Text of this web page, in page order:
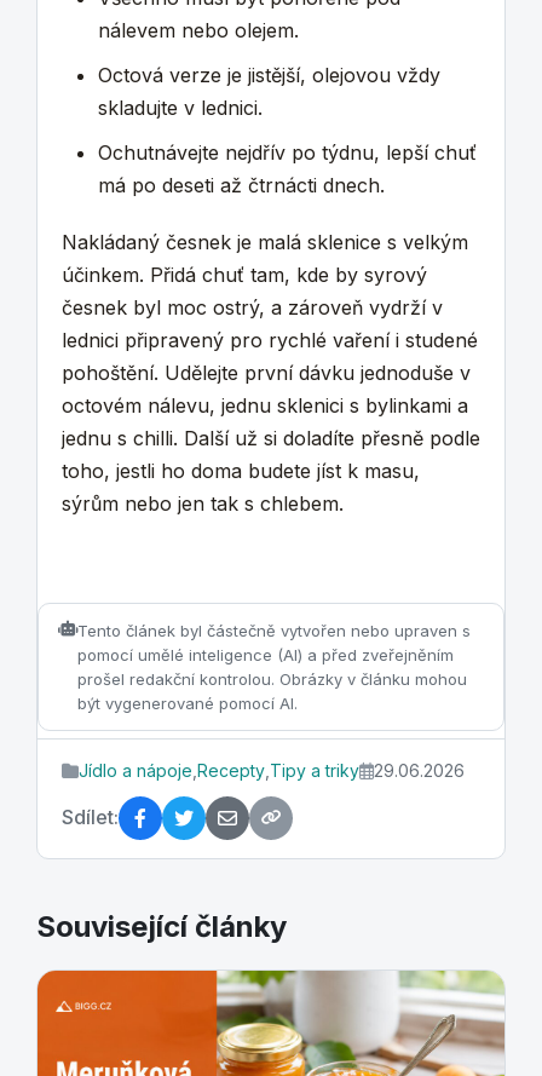
nálevem nebo olejem.
Octová verze je jistější, olejovou vždy
skladujte v lednici.
Ochutnávejte nejdřív po týdnu, lepší chuť
má po deseti až čtrnácti dnech.
Nakládaný česnek je malá sklenice s velkým
účinkem. Přidá chuť tam, kde by syrový
česnek byl moc ostrý, a zároveň vydrží v
lednici připravený pro rychlé vaření i studené
pohoštění. Udělejte první dávku jednoduše v
octovém nálevu, jednu sklenici s bylinkami a
jednu s chilli. Další už si doladíte přesně podle
toho, jestli ho doma budete jíst k masu,
sýrům nebo jen tak s chlebem.
Tento článek byl částečně vytvořen nebo upraven s
pomocí umělé inteligence (AI) a před zveřejněním
prošel redakční kontrolou. Obrázky v článku mohou
být vygenerované pomocí AI.
Jídlo a nápoje Recepty Tipy a triky 29.06.2026
Sdílet:
Související články